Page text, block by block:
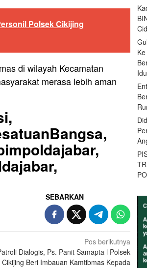
Polsek Cikijing
di wilayah Kecamatan
merasa lebih aman
SEBARKAN
Pos berikutnya
Dialogis, Ps. Panit Samapta l Polsek
Cikijing Beri Imbauan Kamtibmas Kepada